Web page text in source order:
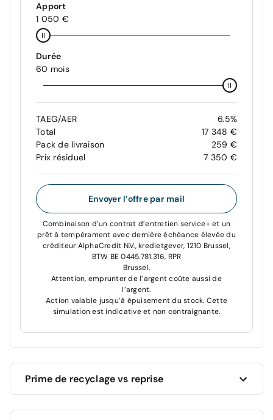
Apport
1 050 €
Durée
60 mois
TAEG/AER
6.5%
Total
17 348 €
Pack de livraison
259 €
Prix résiduel
7 350 €
Envoyer l’offre par mail
Combinaison d’un contrat d’entretien service+ et un
prêt à tempérament avec dernière échéance élevée du
créditeur AlphaCredit N.V., kredietgever, 1210 Brussel,
BTW BE 0445.781.316, RPR
Brussel.
Attention, emprunter de l’argent coûte aussi de
l’argent.
Action valable jusqu’à épuisement du stock. Cette
simulation est indicative et non contraignante.
Prime de recyclage vs reprise